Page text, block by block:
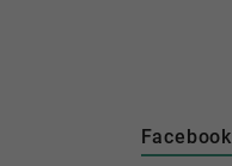
Facebook